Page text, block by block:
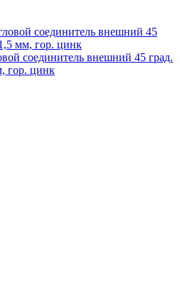
соединитель внешний 45 град.
гор. цинк